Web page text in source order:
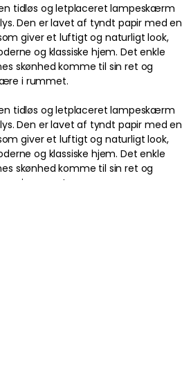
LED Pære 6W
en tidløs og letplaceret lampeskærm
Den er lavet af tyndt papir med en
giver et luftigt og naturligt look,
og klassiske hjem. Det enkle
skønhed komme til sin ret og
i rummet.
en tidløs og letplaceret lampeskærm
Den er lavet af tyndt papir med en
giver et luftigt og naturligt look,
og klassiske hjem. Det enkle
skønhed komme til sin ret og
i rummet.